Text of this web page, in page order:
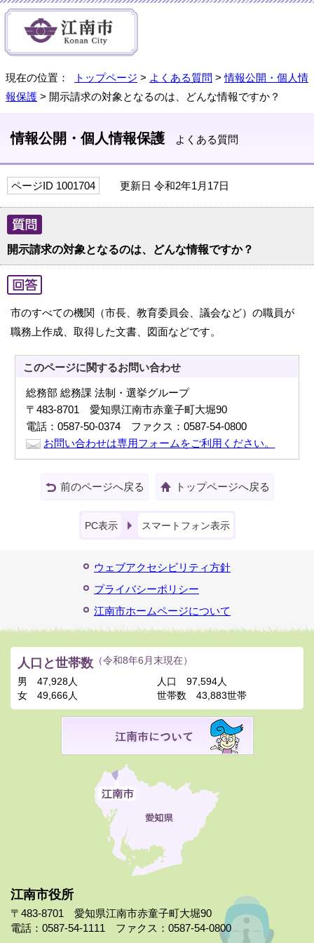
現在の位置： トップページ > よくある質問 >情報公開・個人情
報保護 > 開示請求の対象となるのは、どんな情報ですか？
情報公開・個人情報保護 よくある質問
ページID 1001704 更新日 令和2年1月17日
開示請求の対象となるのは、どんな情報ですか？
市のすべての機関（市長、教育委員会、議会など）の職員が
職務上作成、取得した文書、図面などです。
このページに関するお問い合わせ
総務部 総務課 法制・選挙グループ
〒483-8701 愛知県江南市赤童子町大堀90
電話：0587-50-0374 ファクス：0587-54-0800
お問い合わせは専用フォームをご利用ください。
前のページへ戻る トップページへ戻る
PC表示 スマートフォン表示
ウェブアクセシビリティ方針
プライバシーポリシー
江南市ホームページについて
江南市役所
〒483-8701 愛知県江南市赤童子町大堀90
電話：0587-54-1111 ファクス：0587-54-0800
人口と世帯数 （令和8年6月末現在）
男
47,928人
女
49,666人
人口
97,594人
世帯数
43,883世帯